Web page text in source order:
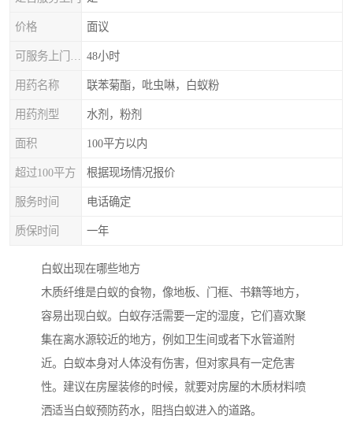
价格 面议
48小时
用药名称 联苯菊酯，吡虫啉，白蚁粉
用药剂型 水剂，粉剂
面积 100平方以内
超过100平方 根据现场情况报价
服务时间 电话确定
质保时间 一年
白蚁出现在哪些地方
木质纤维是白蚁的食物，像地板、门框、书籍等地方，
容易出现白蚁。白蚁存活需要一定的湿度，它们喜欢聚
集在离水源较近的地方，例如卫生间或者下水管道附
近。白蚁本身对人体没有伤害，但对家具有一定危害
性。建议在房屋装修的时候，就要对房屋的木质材料喷
洒适当白蚁预防药水，阻挡白蚁进入的道路。